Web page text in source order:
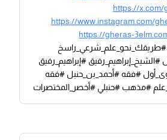
https://x.com/
https://www.instagram.com/
https://gheras-
#طريقك_نحو_علم_شرعي_راسخ
#الشيخ_إبراهيم_رفيق #إبراهيم_رفيق
#فقه #أحمد_بن_حنبل #فقه
#مذهب #حنبلي #أخصر_المختصرات